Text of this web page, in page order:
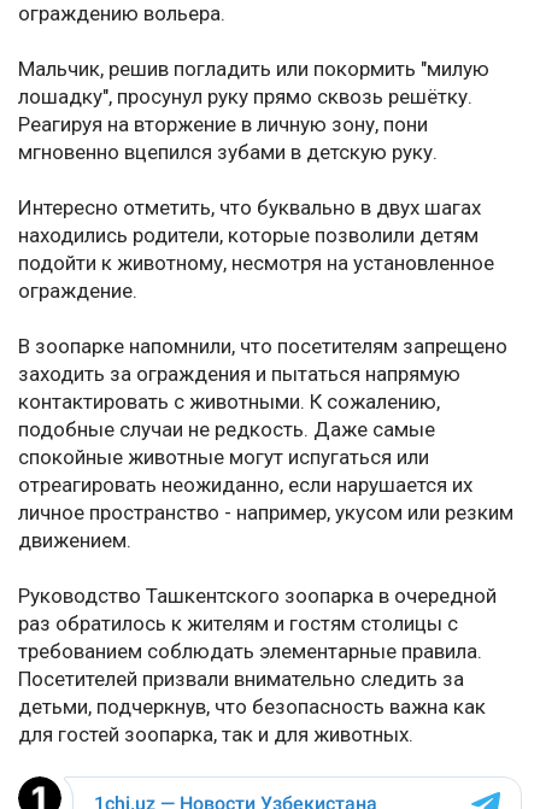
ограждению вольера.
Мальчик, решив погладить или покормить "милую
лошадку", просунул руку прямо сквозь решётку.
Реагируя на вторжение в личную зону, пони
мгновенно вцепился зубами в детскую руку.
Интересно отметить, что буквально в двух шагах
находились родители, которые позволили детям
подойти к животному, несмотря на установленное
ограждение.
В зоопарке напомнили, что посетителям запрещено
заходить за ограждения и пытаться напрямую
контактировать с животными. К сожалению,
подобные случаи не редкость. Даже самые
спокойные животные могут испугаться или
отреагировать неожиданно, если нарушается их
личное пространство - например, укусом или резким
движением.
Руководство Ташкентского зоопарка в очередной
раз обратилось к жителям и гостям столицы с
требованием соблюдать элементарные правила.
Посетителей призвали внимательно следить за
детьми, подчеркнув, что безопасность важна как
для гостей зоопарка, так и для животных.